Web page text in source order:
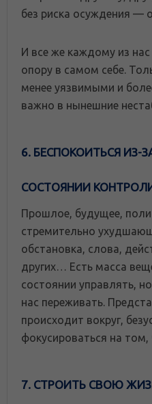
без риска осуждения —
И все же каждому из
опору в самом себе.
менее уязвимыми и
важно в нынешние
6. БЕСПОКОИТЬСЯ ИЗ-
СОСТОЯНИИ
Прошлое, будущее,
стремительно
обстановка, слова,
других… Есть масса
состоянии управлять,
нас переживать.
происходит вокруг,
фокусироваться на
7. СТРОИТЬ СВОЮ